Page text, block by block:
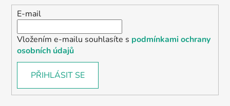
E-mail
Vložením e-mailu souhlasíte s podmínkami ochrany
osobních údajů
PŘIHLÁSIT SE